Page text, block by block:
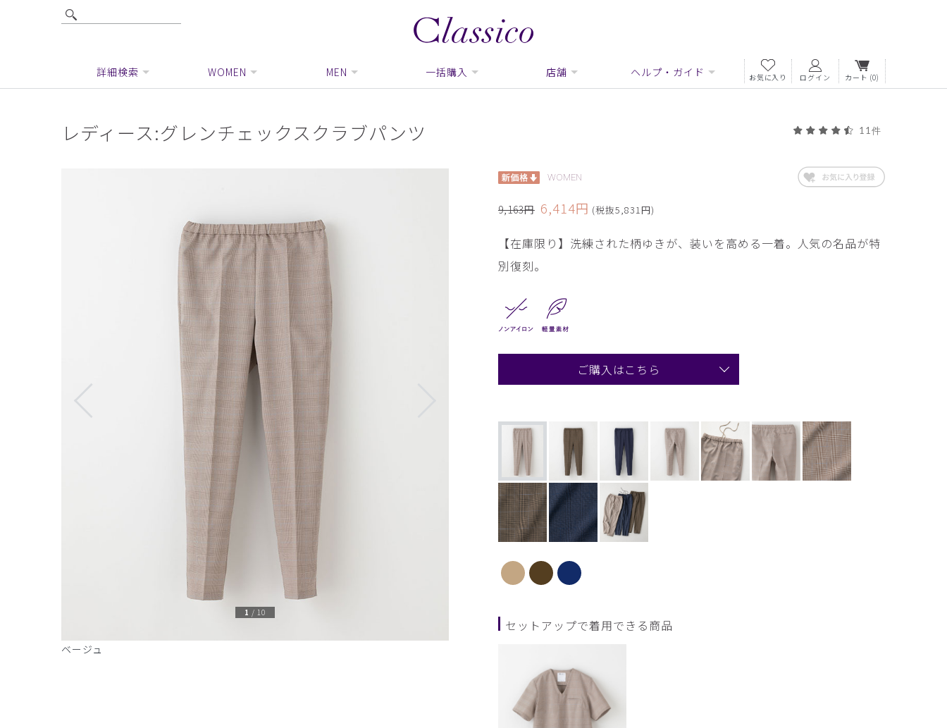
詳細検索 WOMEN MEN 一括購入 店舗 ヘルプ・ガイド お気に入り ログイン カート (0)
レディース:グレンチェックスクラブパンツ 11件
ベージュ
1 / 10
WOMEN
9,163円 6,414円 (税抜5,831円)
【在庫限り】洗練された柄ゆきが、装いを高める一着。人気の名品が特
別復刻。
ご購入はこちら
セットアップで着用できる商品